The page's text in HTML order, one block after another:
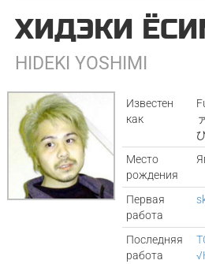
ХИДЭКИ
HIDEKI YOSHIMI
Известен
как
Место
рождения
Первая
работа
Последняя
работа